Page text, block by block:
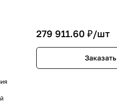
279 911.60 ₽/шт
Заказать